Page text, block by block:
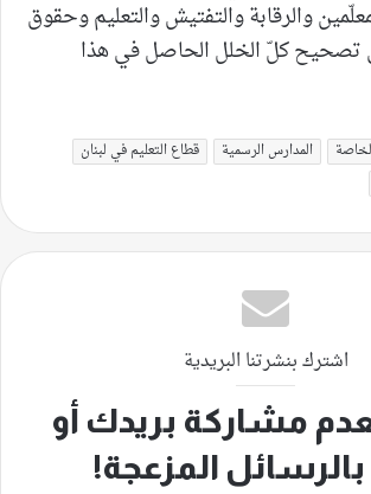
والرقابة والتفتيش والتعليم وحقوق
تصحيح كلّ الخلل الحاصل في هذا
المدارس الرسمية
قطاع التعليم في لبنان
اشترك بنشرتنا البريدية
مشاركة بريدك أو
بالرسائل المزعجة!